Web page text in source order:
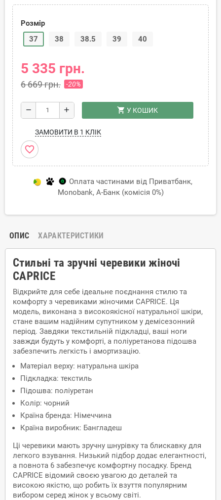
Розмір
37
38 38.5 39 40
5 335 грн.
6 669 грн. -20%
remove add shopping_cart У КОШИК
ЗАМОВИТИ В 1 КЛІК
favorite_border
Оплата частинами від Приватбанк,
Monobank, А-Банк (комісія 0%)
ОПИС ХАРАКТЕРИСТИКИ
Стильні та зручні черевики жіночі
CAPRICE
Відкрийте для себе ідеальне поєднання стилю та
комфорту з черевиками жіночими CAPRICE. Ця
модель, виконана з високоякісної натуральної шкіри,
стане вашим надійним супутником у демісезонний
період. Завдяки текстильній підкладці, ваші ноги
завжди будуть у комфорті, а поліуретанова підошва
забезпечить легкість і амортизацію.
Матеріал верху: натуральна шкіра
Підкладка: текстиль
Підошва: поліуретан
Колір: чорний
Країна бренда: Німеччина
Країна виробник: Бангладеш
Ці черевики мають зручну шнурівку та блискавку для
легкого взування. Низький підбор додає елегантності,
а повнота 6 забезпечує комфортну посадку. Бренд
CAPRICE відомий своєю увагою до деталей та
високою якістю, що робить їх взуття популярним
вибором серед жінок у всьому світі.